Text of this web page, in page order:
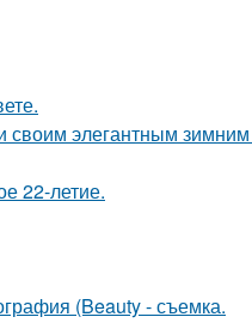
своим элегантным
22-летие.
(Beauty - съемка.